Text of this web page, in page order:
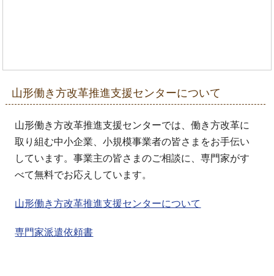
山形働き方改革推進支援センターについて
山形働き方改革推進支援センターでは、働き方改革に
取り組む中小企業、小規模事業者の皆さまをお手伝い
しています。事業主の皆さまのご相談に、専門家がす
べて無料でお応えしています。
山形働き方改革推進支援センターについて
専門家派遣依頼書